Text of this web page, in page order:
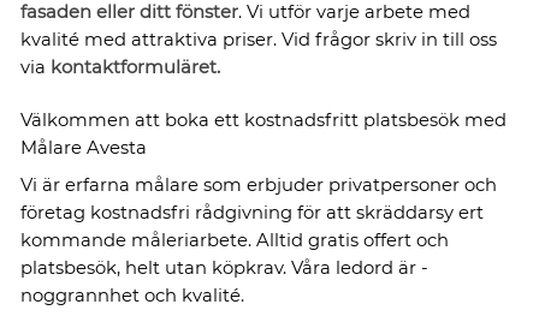
fasaden eller ditt fönster. Vi utför varje arbete med
kvalité med attraktiva priser. Vid frågor skriv in till oss
via kontaktformuläret.
Välkommen att boka ett kostnadsfritt platsbesök med
Målare Avesta
Vi är erfarna målare som erbjuder privatpersoner och
företag kostnadsfri rådgivning för att skräddarsy ert
kommande måleriarbete. Alltid gratis offert och
platsbesök, helt utan köpkrav. Våra ledord är -
noggrannhet och kvalité.